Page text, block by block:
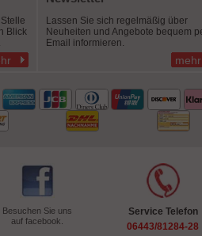
Blick
Lassen Sie sich regelmäßig über
Neuheiten und Angebote bequem
Email informieren.
mehr
Besuchen Sie uns
auf facebook.
Service Telefon
06443/81284-28